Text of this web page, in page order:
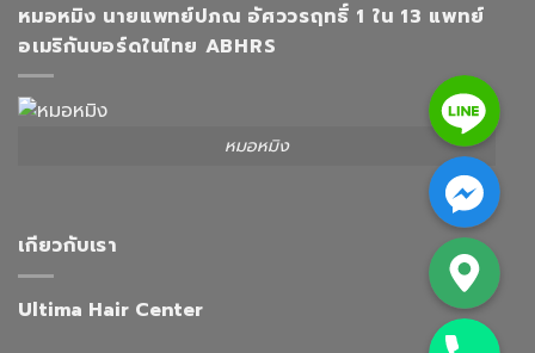
หมอหมิง นายแพทย์ปภณ อัศววรฤทธิ์ 1 ใน 13 แพทย์
อเมริกันบอร์ดในไทย ABHRS
หมอหมิง
เกียวกับเรา
Ultima Hair Center
Line
Facebook Messenger
Google Map
Phone